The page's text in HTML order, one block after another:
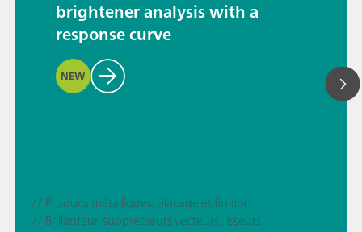
brightener analysis with a
response curve
NEW
// Produits métalliques, placage et finition
// Brillanteur, suppresseurs vecteurs, lisseurs